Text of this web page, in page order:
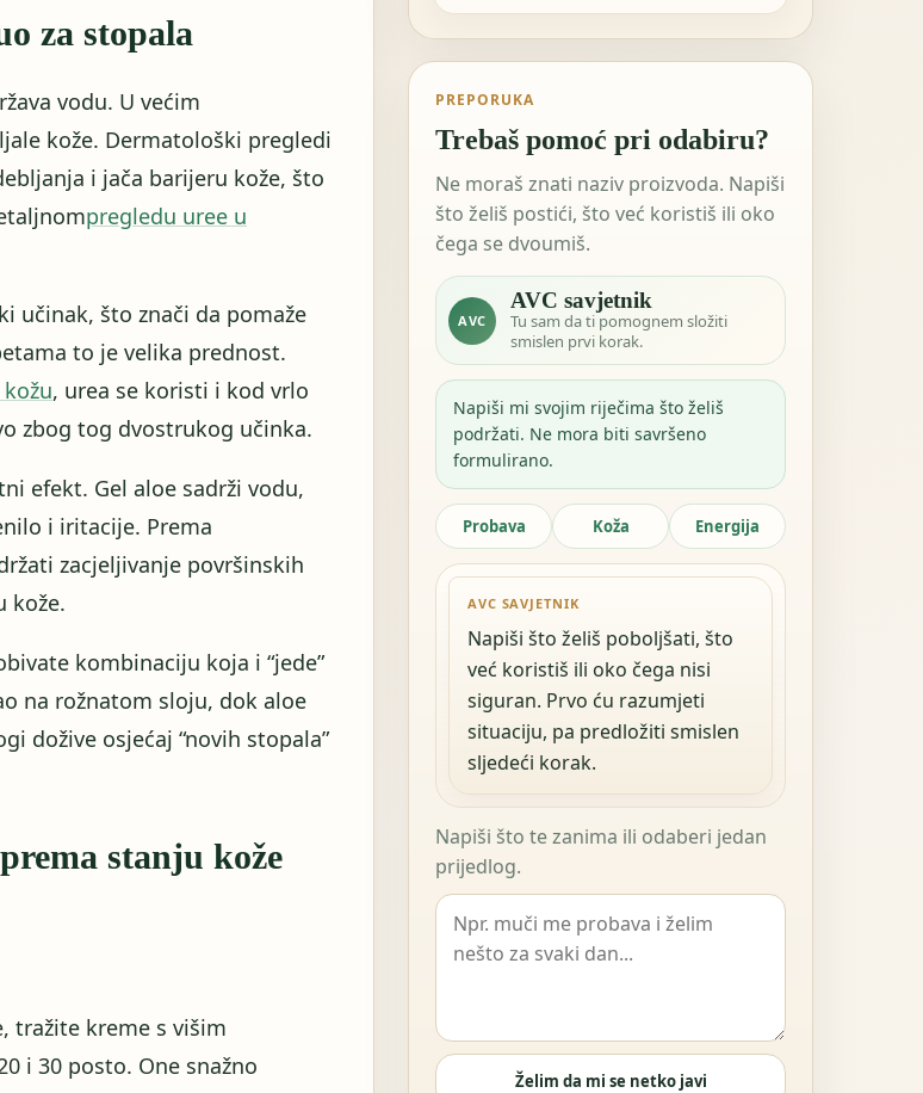
za stopala
vodu. U većim
kože. Dermatološki pregledi
i jača barijeru kože, što
pregledu uree u
učinak, što znači da pomaže
to je velika prednost.
, urea se koristi i kod vrlo
zbog tog dvostrukog učinka.
efekt. Gel aloe sadrži vodu,
i iritacije. Prema
zacjeljivanje površinskih
kože.
kombinaciju koja i “jede”
na rožnatom sloju, dok aloe
dožive osjećaj “novih stopala”
stanju kože
tražite kreme s višim
i 30 posto. One snažno
PREPORUKA
Trebaš pomoć pri odabiru?
Ne moraš znati naziv proizvoda. Napiši
što želiš postići, što već koristiš ili oko
čega se dvoumiš.
AVC
AVC savjetnik
Tu sam da ti pomognem složiti
smislen prvi korak.
Napiši mi svojim riječima što želiš
podržati. Ne mora biti savršeno
formulirano.
Probava Koža Energija
AVC SAVJETNIK
Napiši što želiš poboljšati, što
već koristiš ili oko čega nisi
siguran. Prvo ću razumjeti
situaciju, pa predložiti smislen
sljedeći korak.
Napiši što te zanima ili odaberi jedan
prijedlog.
Želim da mi se netko javi